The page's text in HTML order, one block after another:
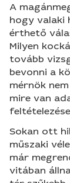
A
hogy valaki
érthető
Milyen
tovább
bevonni a
mérnök
mire van
Sokan ott
műszaki
már
vitában